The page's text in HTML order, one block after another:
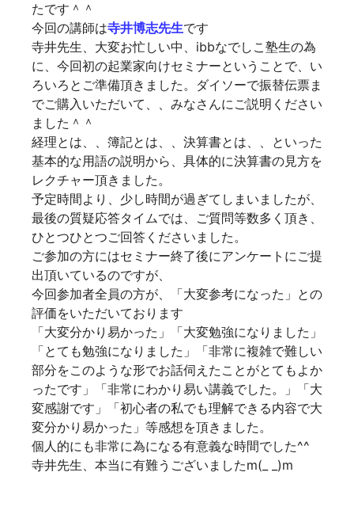
たです＾＾
今回の講師は寺井博志先生です
寺井先生、大変お忙しい中、ibbなでしこ塾生の為
に、今回初の起業家向けセミナーということで、い
ろいろとご準備頂きました。ダイソーで振替伝票ま
でご購入いただいて、、みなさんにご説明ください
ました＾＾
経理とは、、簿記とは、、決算書とは、、といった
基本的な用語の説明から、具体的に決算書の見方を
レクチャー頂きました。
予定時間より、少し時間が過ぎてしまいましたが、
最後の質疑応答タイムでは、ご質問等数多く頂き、
ひとつひとつご回答くださいました。
ご参加の方にはセミナー終了後にアンケートにご提
出頂いているのですが、
今回参加者全員の方が、「大変参考になった」との
評価をいただいております
「大変分かり易かった」「大変勉強になりました」
「とても勉強になりました」「非常に複雑で難しい
部分をこのような形でお話伺えたことがとてもよか
ったです」「非常にわかり易い講義でした。」「大
変感謝です」「初心者の私でも理解できる内容で大
変分かり易かった」等感想を頂きました。
個人的にも非常に為になる有意義な時間でした^^
寺井先生、本当に有難うございましたm(_ _)m